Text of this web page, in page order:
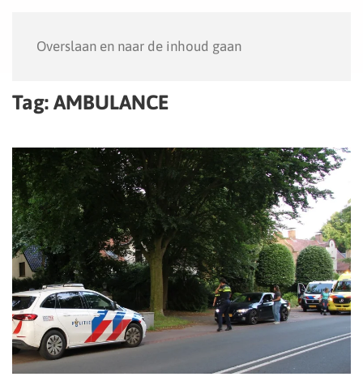
Overslaan en naar de inhoud gaan
Tag: AMBULANCE